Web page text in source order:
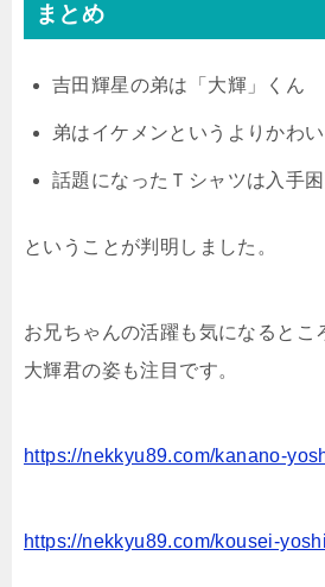
まとめ
吉田輝星の弟は「大輝」くん
弟はイケメンというよりかわ
話題になったＴシャツは入手
ということが判明しました。
お兄ちゃんの活躍も気になるとこ
大輝君の姿も注目です。
https://nekkyu89.com/kanano-
https://nekkyu89.com/kousei-